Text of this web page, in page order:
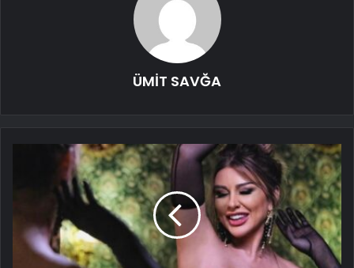
ÜMİT SAVĞA